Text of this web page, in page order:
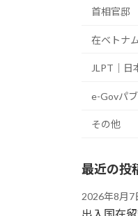
首相官邸
在ベトナ
JLPT｜日
e-Govパ
その他
最近の投
2026年8月7